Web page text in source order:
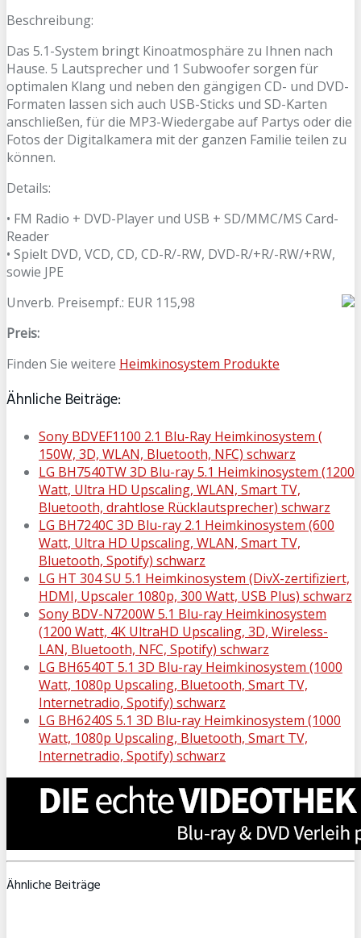
Beschreibung:
Das 5.1-System bringt Kinoatmosphäre zu Ihnen nach
Hause. 5 Lautsprecher und 1 Subwoofer sorgen für
optimalen Klang und neben den gängigen CD- und DVD-
Formaten lassen sich auch USB-Sticks und SD-Karten
anschließen, für die MP3-Wiedergabe auf Partys oder die
Fotos der Digitalkamera mit der ganzen Familie teilen zu
können.
Details:
• FM Radio + DVD-Player und USB + SD/MMC/MS Card-
Reader
• Spielt DVD, VCD, CD, CD-R/-RW, DVD-R/+R/-RW/+RW,
sowie JPE
Unverb. Preisempf.: EUR 115,98
Preis:
Finden Sie weitere Heimkinosystem Produkte
Ähnliche Beiträge:
Sony BDVEF1100 2.1 Blu-Ray Heimkinosystem (
150W, 3D, WLAN, Bluetooth, NFC) schwarz
LG BH7540TW 3D Blu-ray 5.1 Heimkinosystem (1200
Watt, Ultra HD Upscaling, WLAN, Smart TV,
Bluetooth, drahtlose Rücklautsprecher) schwarz
LG BH7240C 3D Blu-ray 2.1 Heimkinosystem (600
Watt, Ultra HD Upscaling, WLAN, Smart TV,
Bluetooth, Spotify) schwarz
LG HT 304 SU 5.1 Heimkinosystem (DivX-zertifiziert,
HDMI, Upscaler 1080p, 300 Watt, USB Plus) schwarz
Sony BDV-N7200W 5.1 Blu-ray Heimkinosystem
(1200 Watt, 4K UltraHD Upscaling, 3D, Wireless-
LAN, Bluetooth, NFC, Spotify) schwarz
LG BH6540T 5.1 3D Blu-ray Heimkinosystem (1000
Watt, 1080p Upscaling, Bluetooth, Smart TV,
Internetradio, Spotify) schwarz
LG BH6240S 5.1 3D Blu-ray Heimkinosystem (1000
Watt, 1080p Upscaling, Bluetooth, Smart TV,
Internetradio, Spotify) schwarz
Ähnliche Beiträge